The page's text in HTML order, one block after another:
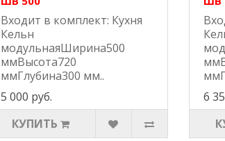
Входит в комплект: Кухня
Кельн
модульнаяШирина500
ммВысота720
ммГлубина300 мм..
5 000 руб.
КУПИТЬ
6